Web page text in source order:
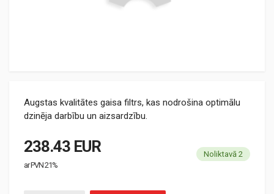
Augstas kvalitātes gaisa filtrs, kas nodrošina optimālu
dzinēja darbību un aizsardzību.
238.43 EUR
ar PVN 21%
Noliktavā 2